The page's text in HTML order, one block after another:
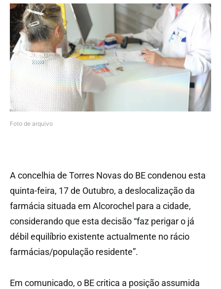
Foto de arquivo
A concelhia de Torres Novas do BE condenou esta
quinta-feira, 17 de Outubro, a deslocalização da
farmácia situada em Alcorochel para a cidade,
considerando que esta decisão “faz perigar o já
débil equilíbrio existente actualmente no rácio
farmácias/população residente”.
Em comunicado, o BE critica a posição assumida